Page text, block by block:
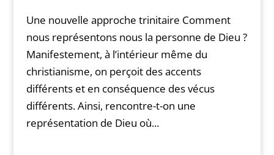
Une nouvelle approche trinitaire Comment
nous représentons nous la personne de Dieu ?
Manifestement, à l’intérieur même du
christianisme, on perçoit des accents
différents et en conséquence des vécus
différents. Ainsi, rencontre-t-on une
représentation de Dieu où...